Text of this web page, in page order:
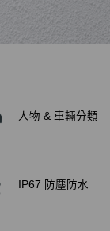
人物 & 車輛分類
IP67 防塵防水